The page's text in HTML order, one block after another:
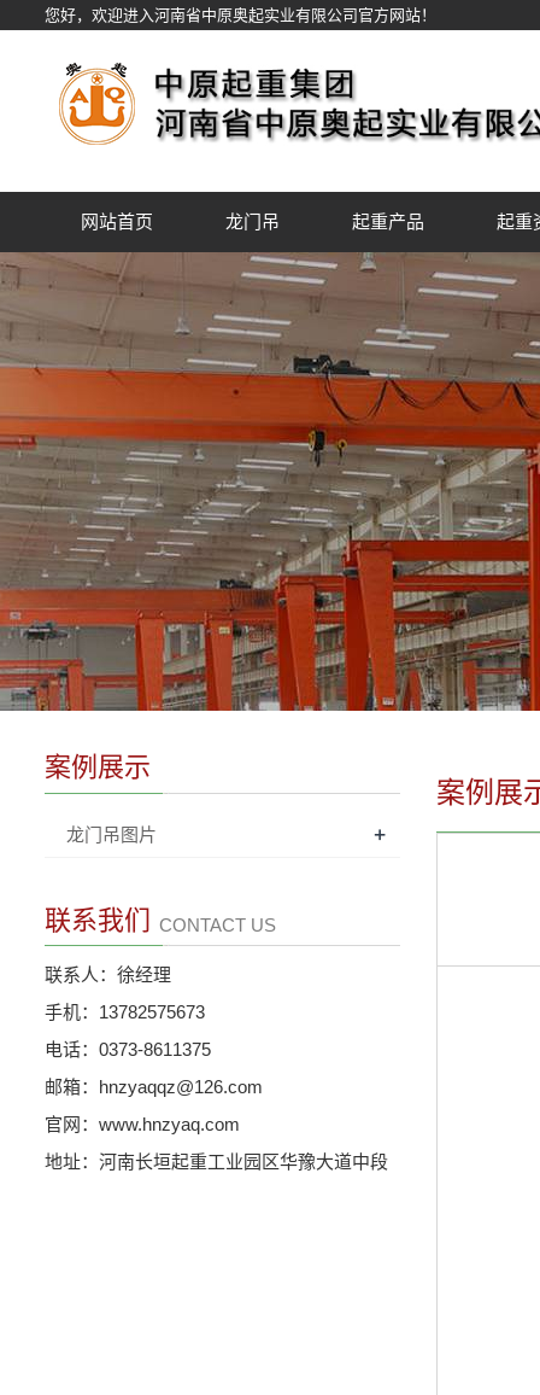
您好，欢迎进入河南省中原奥起实业有限公司官方网站！
网站首页 龙门吊 起重产品 起重
案例展
案例展示
龙门吊图片 +
联系我们 CONTACT US
联系人：徐经理
手机：13782575673
电话：0373-8611375
邮箱：hnzyaqqz@126.com
官网：www.hnzyaq.com
地址：河南长垣起重工业园区华豫大道中段